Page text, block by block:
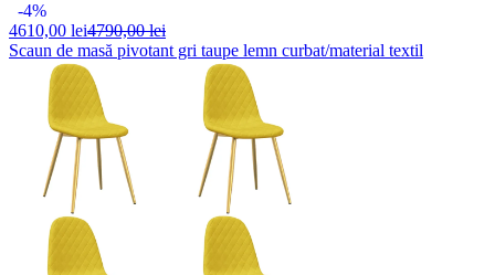
-4%
4610,00 lei4790,00 lei
Scaun de masă pivotant gri taupe lemn curbat/material textil